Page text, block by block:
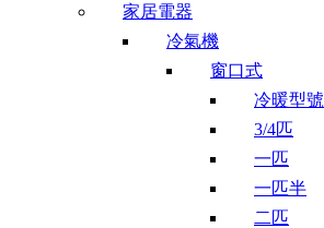
家居電器
冷氣機
窗口式
冷暖型號
3/4匹
一匹
一匹半
二匹